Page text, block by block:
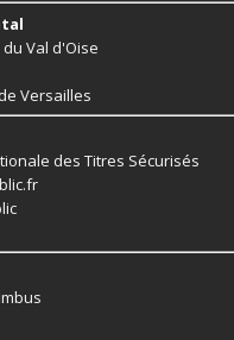
Val d'Oise
Versailles
des Titres Sécurisés